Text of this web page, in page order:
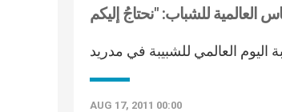
اليوم العالمي للشبيبة في مدريد
AUG 17, 2011 00:00